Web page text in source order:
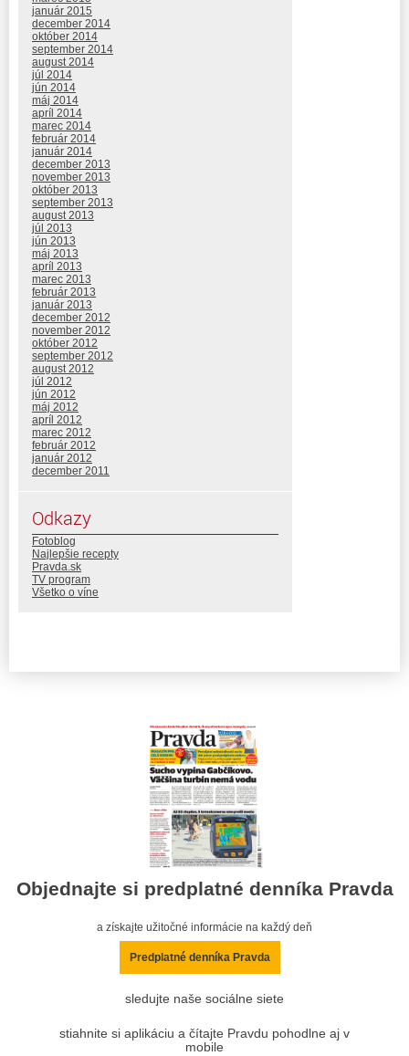
január 2015
december 2014
október 2014
september 2014
august 2014
júl 2014
jún 2014
máj 2014
apríl 2014
marec 2014
február 2014
január 2014
december 2013
november 2013
október 2013
september 2013
august 2013
júl 2013
jún 2013
máj 2013
apríl 2013
marec 2013
február 2013
január 2013
december 2012
november 2012
október 2012
september 2012
august 2012
júl 2012
jún 2012
máj 2012
apríl 2012
marec 2012
február 2012
január 2012
december 2011
Odkazy
Fotoblog
Najlepšie recepty
Pravda.sk
TV program
Všetko o víne
Objednajte si predplatné denníka Pravda
a získajte užitočné informácie na každý deň
Predplatné denníka Pravda
sledujte naše sociálne siete
stiahnite si aplikáciu a čítajte Pravdu pohodlne aj v
mobile